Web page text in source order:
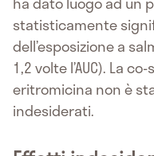
statisticamente
dell’esposizione a
1,2 volte l’AUC). La
eritromicina non è
indesiderati.